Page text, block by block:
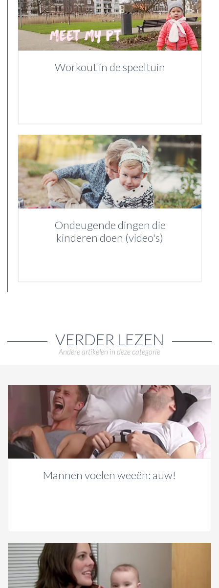
Workout in de speeltuin
Ondeugende dingen die
kinderen doen (video's)
VERDER LEZEN
Andere artikelen in deze categorie
Mannen voelen weeën: auw!